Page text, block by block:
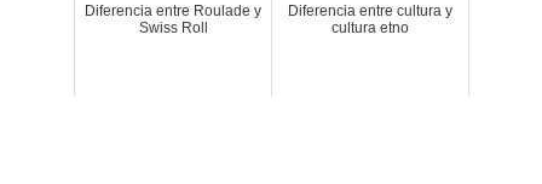
Diferencia entre Roulade y
Swiss Roll
Diferencia entre cultura y
cultura etno